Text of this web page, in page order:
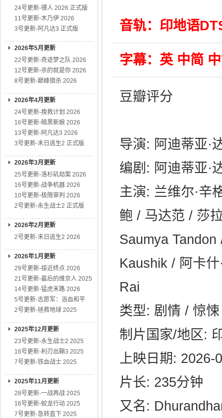
24号更新-镖人 2026 正式版
11号更新-木乃伊 2026
3号更新-阿凡达3 正式版
2026年5月更新
22号更新-奇迹梦之队 2026
12号更新-杀的就是你 2026
8号更新-巅峰猎杀 2026
2026年4月更新
24号更新-挽救计划 2026
16号更新-暗黑新娘 2026
13号更新-阿凡达3 2026
3号更新-末日逃生2 正式版
2026年3月更新
25号更新-洛杉矶劫案 2026
16号更新-战争机器 2026
10号更新-极限审判 2026
2号更新-永生战士2 正式版
2026年2月更新
2号更新-末日逃生2 2026
2026年1月更新
29号更新-接近终点 2026
21号更新-最后的维京人 2025
14号更新-猛虎末路 2026
5号更新-志愿军：浴血和平
2号更新-拯救地球 2025
2025年12月更新
23号更新-永生战士2 2025
16号更新-利刃出鞘3 2025
7号更新-铁血战士 2025
2025年11月更新
28号更新-一战再战 2025
16号更新-蛟龙行动 2025
7号更新-急转直下 2025
音轨：印地语
字幕：英 中简
豆瓣评分
导演: 阿迪蒂亚·
编剧: 阿迪蒂亚·
主演: 兰维尔·辛
鲍 / 马达范 / 莎
Saumya
Kaushik / 阿卡
Rai
类型: 剧情 / 惊
制片国家/地区:
上映日期: 2026-
片长: 235分钟
又名: